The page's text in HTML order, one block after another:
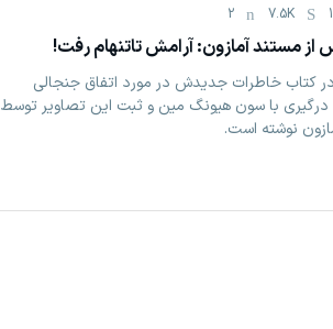
7.5K
2
از مستند آمازون: آرامش تاتنهام رفت!
کتاب خاطرات جدیدش در مورد اتفاق جنجالی
درگیری با سون هیونگ مین و ثبت این تصاویر توسط
نوشته است.